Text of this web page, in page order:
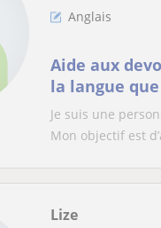
Anglais
Aide aux
la langue
synthèses
Je suis une
Mon objectif est
Lize